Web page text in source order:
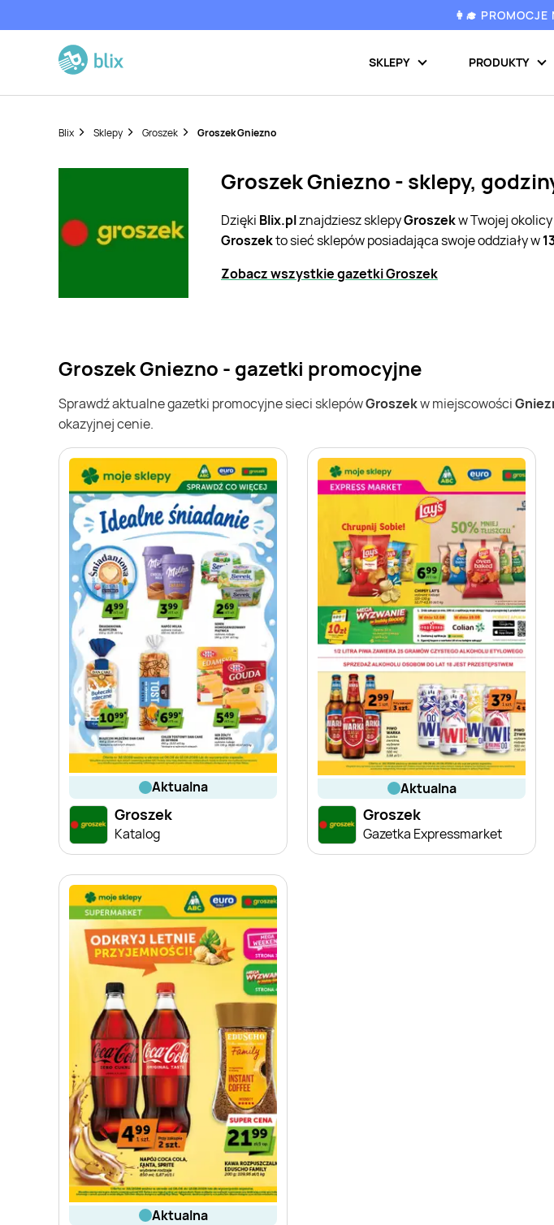
👩‍🎓
SKLEPY PRODUKTY
Blix Sklepy Groszek Groszek Gniezno
Groszek Gniezno - sklepy,
Dzięki Blix.plznajdziesz sklepyGroszekw Twojej
Groszekto sieć sklepów posiadająca swoje oddziały w
Zobacz wszystkie gazetki Groszek
Groszek Gniezno - gazetki promocyjne
Sprawdź aktualne gazetki promocyjne sieci sklepówGroszekw miejscowości
okazyjnej cenie.
aktualna
Groszek
Katalog
aktualna
Groszek
Gazetka Expressmarket
aktualna